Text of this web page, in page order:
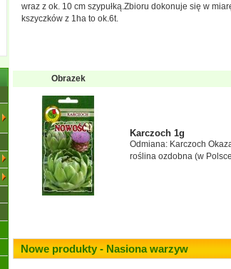
wraz z ok. 10 cm szypułką.Zbioru dokonuje się w
kszyczków z 1ha to ok.6t.
Obrazek
Karczoch 1g
Odmiana: Karczoch
roślina ozdobna (w
Nowe produkty - Nasiona warzyw